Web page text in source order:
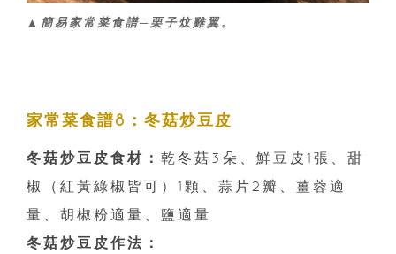
▲簡易家常菜食譜─栗子炆雞翼。
家常菜食譜8：冬菇炒豆皮
冬菇炒豆皮食材： 乾冬菇3朵、鮮豆皮1張、甜
椒（紅黃綠椒皆可）1顆、蒜片2瓣、薑蓉適
量、胡椒粉適量、鹽適量
冬菇炒豆皮作法：